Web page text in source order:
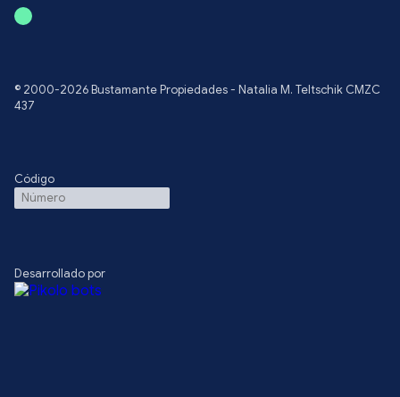
© 2000-2026 Bustamante Propiedades - Natalia M. Teltschik CMZC
437
Código
Desarrollado por